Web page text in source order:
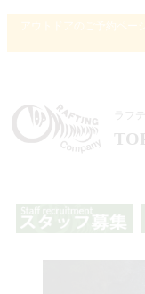
アウトドアのご予約ペー
ラフ